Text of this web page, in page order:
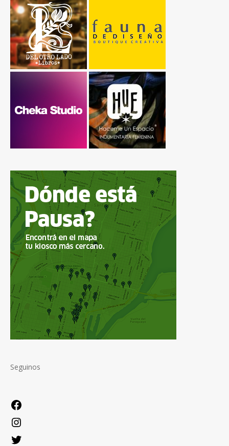
Seguinos